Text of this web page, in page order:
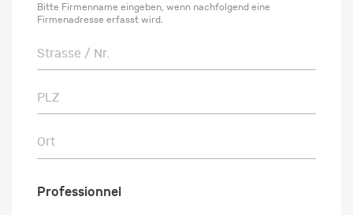
Bitte Firmenname eingeben, wenn nachfolgend eine
Firmenadresse erfasst wird.
Strasse / Nr.
Strasse / Nr.
PLZ
PLZ
Ort
Ort
Professionnel